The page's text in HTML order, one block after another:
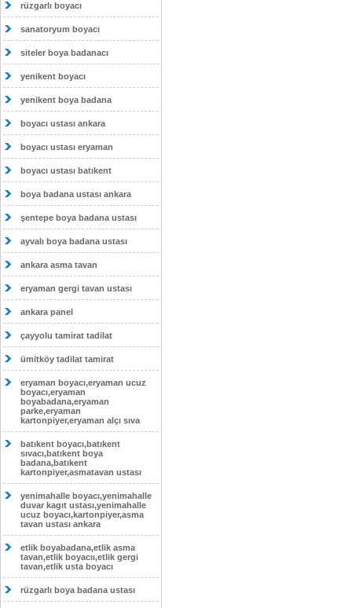
rüzgarlı boyacı
sanatoryum boyacı
siteler boya badanacı
yenikent boyacı
yenikent boya badana
boyacı ustası ankara
boyacı ustası eryaman
boyacı ustası batıkent
boya badana ustası ankara
şentepe boya badana ustası
ayvalı boya badana ustası
ankara asma tavan
eryaman gergi tavan ustası
ankara panel
çayyolu tamirat tadilat
ümitköy tadilat tamirat
eryaman boyacı,eryaman ucuz
boyacı,eryaman
boyabadana,eryaman
parke,eryaman
kartonpiyer,eryaman alçı sıva
batıkent boyacı,batıkent
sıvacı,batıkent boya
badana,batıkent
kartonpiyer,asmatavan ustası
yenimahalle boyacı,yenimahalle
duvar kagıt ustası,yenimahalle
ucuz boyacı,kartonpiyer,asma
tavan ustası ankara
etlik boyabadana,etlik asma
tavan,etlik boyacıı,etlik gergi
tavan,etlik usta boyacı
rüzgarlı boya badana ustası